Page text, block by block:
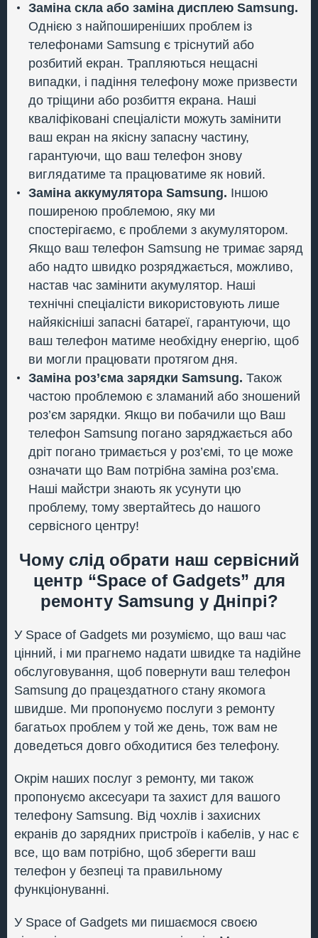
Заміна скла або заміна дисплею Samsung.
Однією з найпоширеніших проблем із
телефонами Samsung є тріснутий або
розбитий екран. Трапляються нещасні
випадки, і падіння телефону може призвести
до тріщини або розбиття екрана. Наші
кваліфіковані спеціалісти можуть замінити
ваш екран на якісну запасну частину,
гарантуючи, що ваш телефон знову
виглядатиме та працюватиме як новий.
Заміна аккумулятора Samsung. Іншою
поширеною проблемою, яку ми
спостерігаємо, є проблеми з акумулятором.
Якщо ваш телефон Samsung не тримає заряд
або надто швидко розряджається, можливо,
настав час замінити акумулятор. Наші
технічні спеціалісти використовують лише
найякісніші запасні батареї, гарантуючи, що
ваш телефон матиме необхідну енергію, щоб
ви могли працювати протягом дня.
Заміна роз’єма зарядки Samsung. Також
частою проблемою є зламаний або зношений
роз’єм зарядки. Якщо ви побачили що Ваш
телефон Samsung погано заряджається або
дріт погано тримається у роз’ємі, то це може
означати що Вам потрібна заміна роз’єма.
Наші майстри знають як усунути цю
проблему, тому звертайтесь до нашого
сервісного центру!
Чому слід обрати наш сервісний
центр “Space of Gadgets” для
ремонту Samsung у Дніпрі?
У Space of Gadgets ми розуміємо, що ваш час
цінний, і ми прагнемо надати швидке та надійне
обслуговування, щоб повернути ваш телефон
Samsung до працездатного стану якомога
швидше. Ми пропонуємо послуги з ремонту
багатьох проблем у той же день, тож вам не
доведеться довго обходитися без телефону.
Окрім наших послуг з ремонту, ми також
пропонуємо аксесуари та захист для вашого
телефону Samsung. Від чохлів і захисних
екранів до зарядних пристроїв і кабелів, у нас є
все, що вам потрібно, щоб зберегти ваш
телефон у безпеці та правильному
функціонуванні.
У Space of Gadgets ми пишаємося своєю